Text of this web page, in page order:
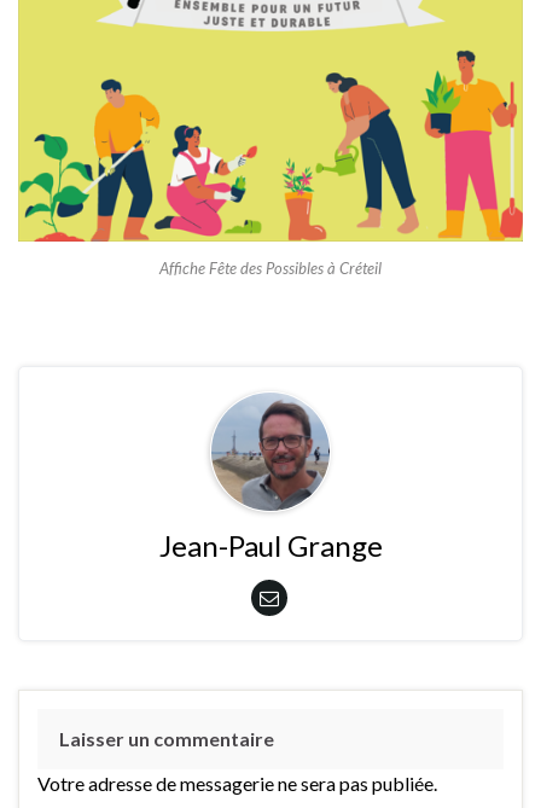
Affiche Fête des Possibles à Créteil
Jean-Paul Grange
Laisser un commentaire
Votre adresse de messagerie ne sera pas publiée.